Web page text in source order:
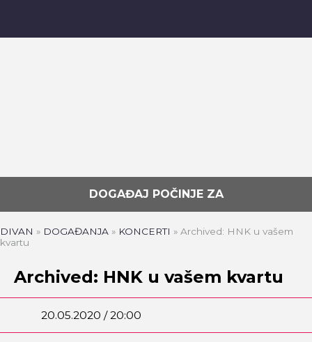
DOGAĐAJ POČINJE ZA
DIVAN » DOGAĐANJA » KONCERTI » Archived: HNK u vašem
kvartu
Archived: HNK u vašem kvartu
20.05.2020 / 20:00